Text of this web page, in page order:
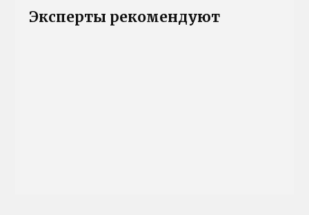
Эксперты рекомендуют